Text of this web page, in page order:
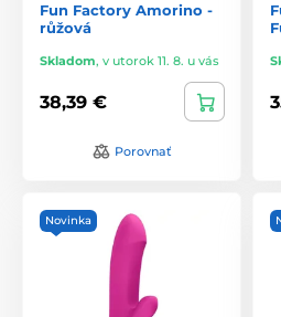
Fun Factory Amorino -
růžová
Skladom, v utorok 11. 8. u vás
38,39 €
Porovnať
Novinka